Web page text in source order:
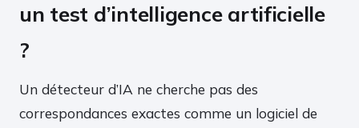
un test d’intelligence artificielle
?
Un détecteur d’IA ne cherche pas des
correspondances exactes comme un logiciel de